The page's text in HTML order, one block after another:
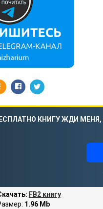
КНИГУ ЖДИ МЕНЯ,
FB2 книгу
1.96 Mb